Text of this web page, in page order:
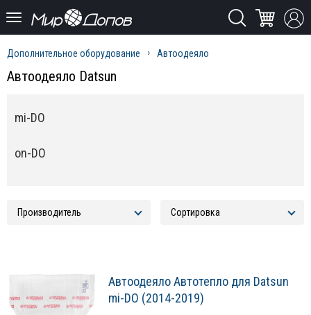
Дополнительное оборудование Автоодеяло
Автоодеяло Datsun
mi-DO
on-DO
Автоодеяло Автотепло для Datsun
mi-DO (2014-2019)